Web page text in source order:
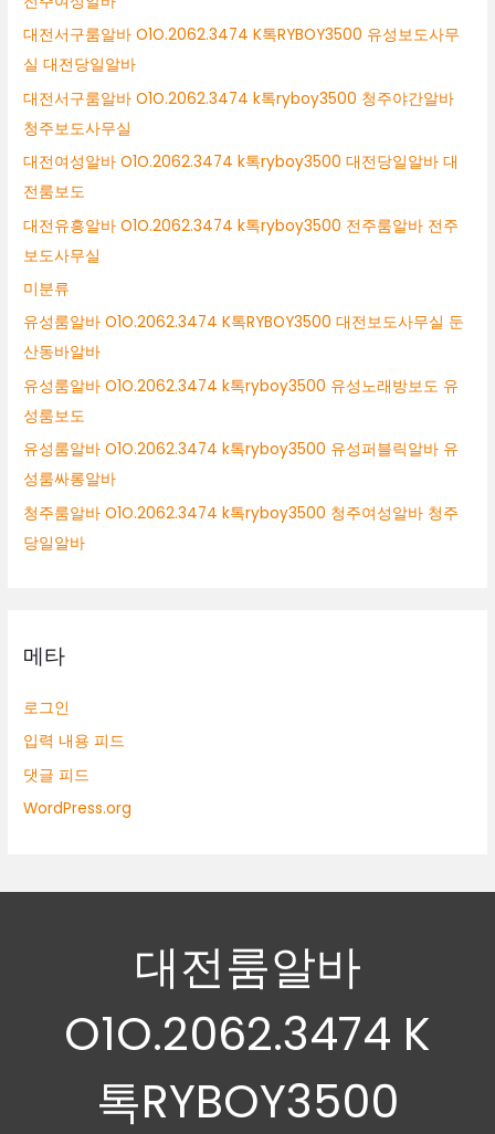
대전서구룸알바 O1O.2062.3474 K톡RYBOY3500 유성보도사무
실 대전당일알바
대전서구룸알바 O1O.2062.3474 k톡ryboy3500 청주야간알바
청주보도사무실
대전여성알바 O1O.2062.3474 k톡ryboy3500 대전당일알바 대
전룸보도
대전유흥알바 O1O.2062.3474 k톡ryboy3500 전주룸알바 전주
보도사무실
미분류
유성룸알바 O1O.2062.3474 K톡RYBOY3500 대전보도사무실 둔
산동바알바
유성룸알바 O1O.2062.3474 k톡ryboy3500 유성노래방보도 유
성룸보도
유성룸알바 O1O.2062.3474 k톡ryboy3500 유성퍼블릭알바 유
성룸싸롱알바
청주룸알바 O1O.2062.3474 k톡ryboy3500 청주여성알바 청주
당일알바
메타
로그인
입력 내용 피드
댓글 피드
WordPress.org
대전룸알바
O1O.2062.3474 K
톡RYBOY3500